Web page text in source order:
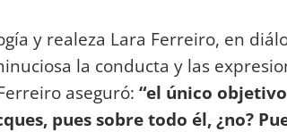
y realeza Lara Ferreiro, en
la conducta y las
aseguró: “el único
pues sobre todo él, ¿no?